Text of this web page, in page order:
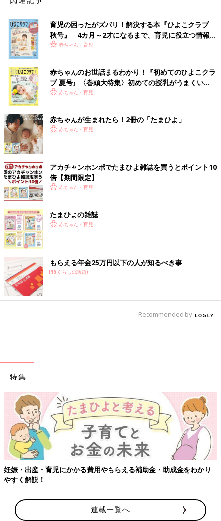
育児の困ったがズバリ！解決する本『ひよこクラブ
秋号』 4カ月～2才になるまで、育児に役立つ情報が
いっぱい！
赤ちゃん・育児
赤ちゃんのお世話まるわかり！『初めてのひよこクラ
ブ 夏号』〈巻頭大特集〉初めての授乳がうまくい
く！ おっぱい・ミルクの基本と夏のトラブル 解決テ
赤ちゃん・育児
赤ちゃんが生まれたら！2冊の「たまひよ」
赤ちゃん・育児
アカチャンホンポでたまひよ雑誌を買うとポイント10
倍【期間限定】
赤ちゃん・育児
たまひよの雑誌
赤ちゃん・育児
もらえる年金25万円以下の人が知るべき事
PR(くらしの話題)
Recommended by
特集
妊娠・出産・育児にかかる費用やもらえる補助金・助成金をわかり
やすく解説！
連載一覧へ